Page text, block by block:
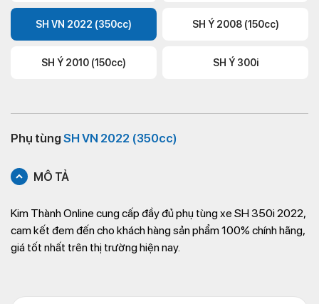
SH VN 2022 (350cc) SH Ý 2008 (150cc)
SH Ý 2010 (150cc) SH Ý 300i
Phụ tùng SH VN 2022 (350cc)
MÔ TẢ
Kim Thành Online cung cấp đầy đủ phụ tùng xe SH 350i 2022,
cam kết đem đến cho khách hàng sản phẩm 100% chính hãng,
giá tốt nhất trên thị trường hiện nay.